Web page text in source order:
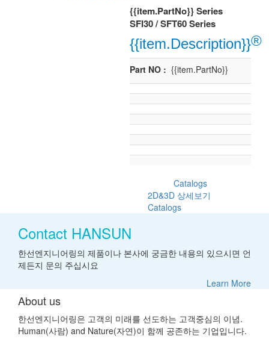
{{item.PartNo}} Series
SFI30 / SFT60 Series
{{item.Description}}®
Part NO : {{item.PartNo}}
Catalogs
2D&3D 상세보기
Catalogs
Contact HANSUN
한선엔지니어링의 제품이나 본사에 궁금한 내용의 있으시면 언
제든지 문의 주십시요
Learn More
About us
한선엔지니어링은 고객의 미래를 선도하는 고객중심의 이념.
Human(사람) and Nature(자연)이 함께 공존하는 기업입니다.